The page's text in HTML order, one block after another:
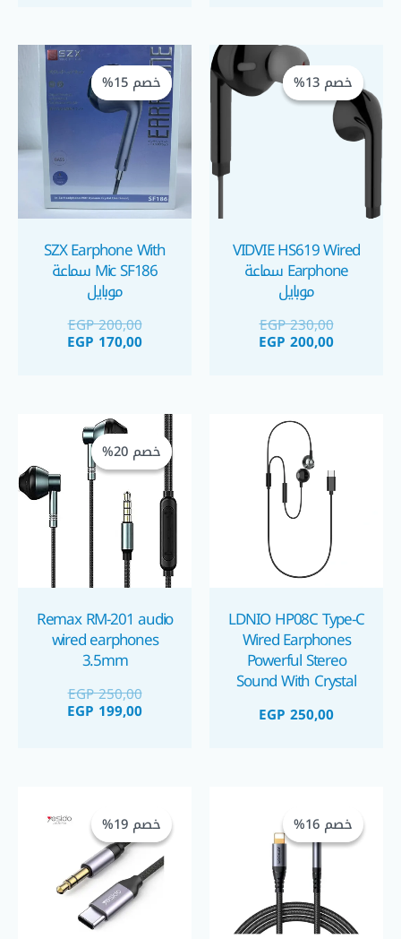
خصم 13%
خصم 13%
VIDVIE HS619 Wired
Earphone سماعة
موبايل
EGP230,00
السعر
الأصلي
هو:
EGP 230,00.
EGP 200,00
السعر
الحالي
هو:
EGP 200,00.
خصم 15%
خصم 15%
SZX Earphone With
Mic SF186 سماعة
موبايل
EGP200,00
السعر
الأصلي
هو:
200,00.
EGP 170,00
السعر
الحالي
هو:
170,00.
LDNIO HP08C Type-C
Wired Earphones
Powerful Stereo
Sound With Crystal
موبايل سلك تايب سي
EGP 250,00
خصم 20%
خصم 20%
Remax RM-201 audio
wired earphones
3.5mm
EGP250,00
250,00.
EGP 199,00
199,00.
خصم 16%
خصم 16% خصم 19%
خصم 19%
الأصلي
هو:
الحالي
هو: